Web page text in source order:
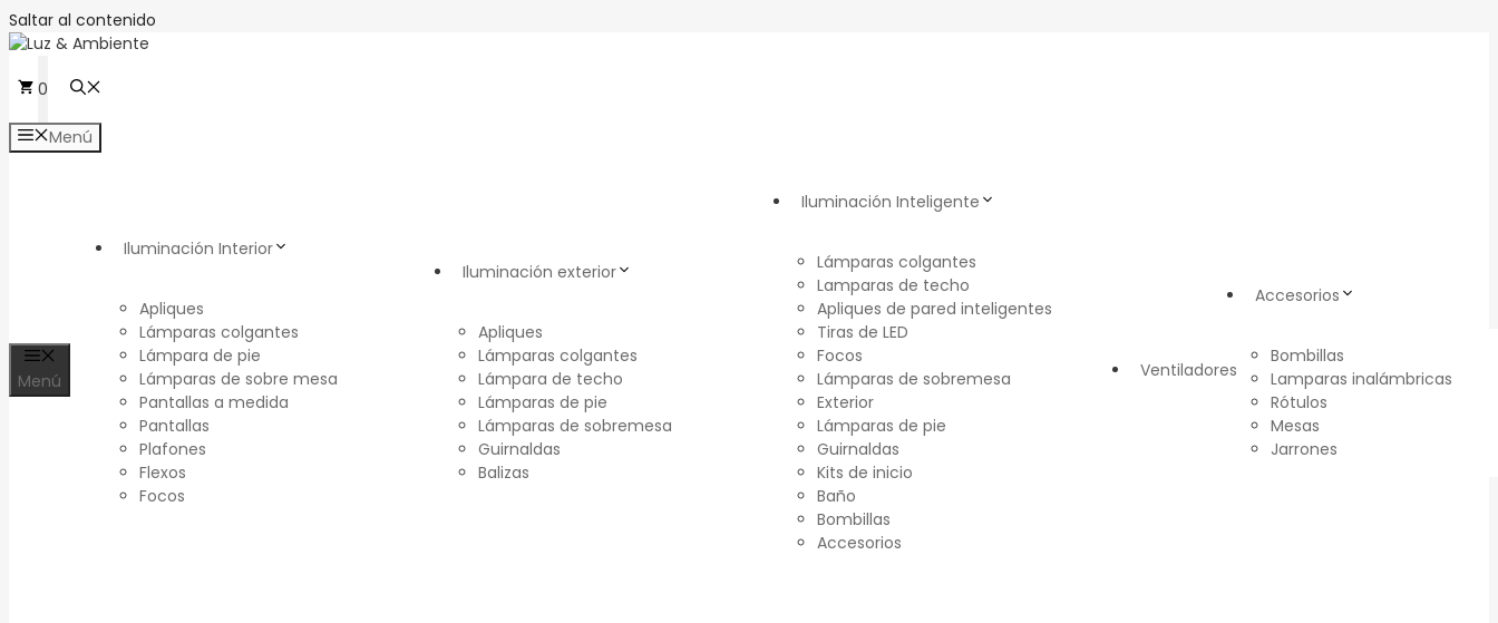
Saltar al contenido
0
Menú
Menú
Iluminación Interior
Apliques
Lámparas colgantes
Lámpara de pie
Lámparas de sobre mesa
Pantallas a medida
Pantallas
Plafones
Flexos
Focos
Iluminación exterior
Apliques
Lámparas colgantes
Lámpara de techo
Lámparas de pie
Lámparas de sobremesa
Guirnaldas
Balizas
Iluminación Inteligente
Lámparas colgantes
Lamparas de techo
Apliques de pared inteligentes
Tiras de LED
Focos
Lámparas de sobremesa
Exterior
Lámparas de pie
Guirnaldas
Kits de inicio
Baño
Bombillas
Accesorios
Ventiladores
Accesorios
Bombillas
Lamparas inalámbricas
Rótulos
Mesas
Jarrones